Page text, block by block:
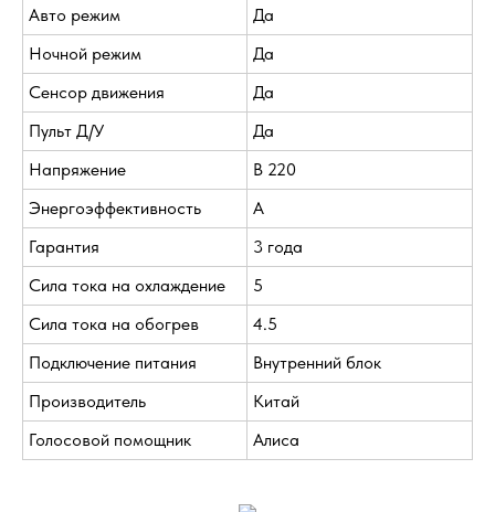
Авто режим
Да
Ночной режим
Да
Сенсор движения
Да
Пульт Д/У
Да
Напряжение
В 220
Энергоэффективность
A
Гарантия
3 года
Сила тока на охлаждение
5
Сила тока на обогрев
4.5
Подключение питания
Внутренний блок
Производитель
Китай
Голосовой помощник
Алиса